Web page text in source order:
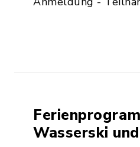
Wasserski